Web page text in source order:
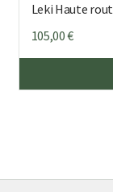
Leki Haute
105,00€